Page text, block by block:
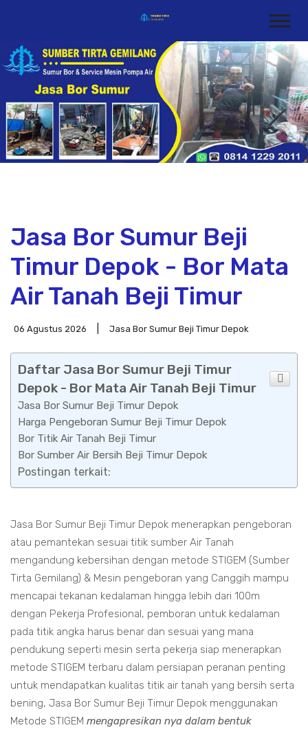
Jasa Bor Sumur Beji
Timur Depok - Bor Mata
Air Tanah Beji Timur
06 Agustus 2026 Jasa Bor Sumur Beji Timur Depok
Daftar Jasa Bor Sumur Beji Timur
Depok - Bor Mata Air Tanah Beji Timur
Jasa Bor Sumur Beji Timur Depok
Harga Pengeboran Sumur Beji Timur Depok
Bor Titik Air Tanah Beji Timur
Bor Sumber Air Bersih Beji Timur Depok
Postingan terkait:
Jasa Bor Sumur Beji Timur Depok menerapkan pengeboran
atau pemantekan sesuai titik sumber Air Tanah
mengandung kebersihan dengan metode STIGEM (Sumber
Tirta Gemilang) & Mesin pengeboran yang Canggih mampu
mencapai tekanan kedalaman hingga lebih dari 100m
dengan Pekerja Profesional, pemboran untuk kedalaman
pada titik angka harus benar dan sesuai yang mana
pendukung seperti mesin serta pekerja siap menerapkan
metode STIGEM terbaru dalam persiapan peranan penting
untuk mendapatkan kualitas titik air tanah yang bersih serta
bening, Jasa Bor Sumur Beji Timur Depok menggunakan
Metode STIGEM mengapresikan nya dalam bentuk